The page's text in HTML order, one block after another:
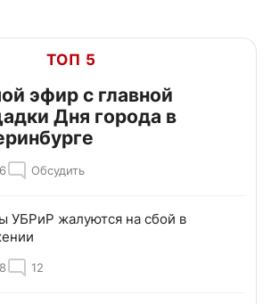
ТОП 5
эфир с главной
Дня города в
Обсудить
УБРиР жалуются на сбой в
12